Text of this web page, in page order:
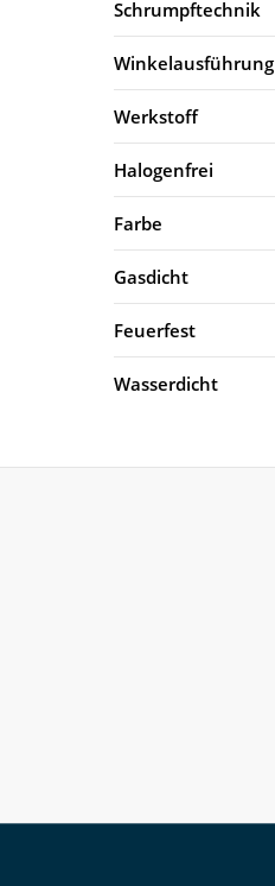
Schrumpftechnik
Winkelausführung
Werkstoff
Halogenfrei
Farbe
Gasdicht
Feuerfest
Wasserdicht